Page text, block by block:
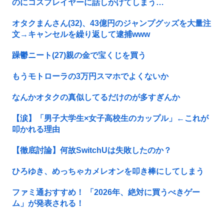
のにコスプレイヤーに話しかけてしまう…
オタクまんさん(32)、43億円のジャンプグッズを大量注
文→キャンセルを繰り返して逮捕www
躁鬱ニート(27)親の金で宝くじを買う
もうモトローラの3万円スマホでよくないか
なんかオタクの真似してるだけのが多すぎんか
【涙】「男子大学生×女子高校生のカップル」←これが
叩かれる理由
【徹底討論】何故SwitchUは失敗したのか？
ひろゆき、めっちゃカメレオンを叩き棒にしてしまう
ファミ通おすすめ！ 「2026年、絶対に買うべきゲー
ム」が発表される！